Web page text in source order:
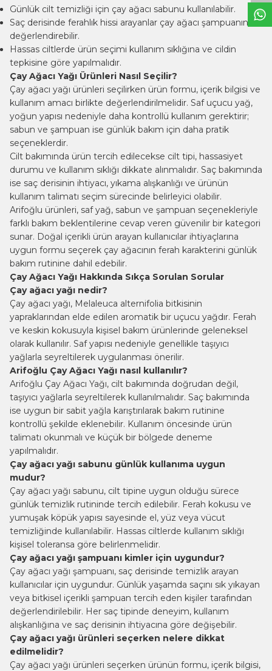
Günlük cilt temizliği için çay ağacı sabunu kullanılabilir.
Saç derisinde ferahlık hissi arayanlar çay ağacı şampuanını
değerlendirebilir.
Hassas ciltlerde ürün seçimi kullanım sıklığına ve cildin
tepkisine göre yapılmalıdır.
Çay Ağacı Yağı Ürünleri Nasıl Seçilir?
Çay ağacı yağı ürünleri seçilirken ürün formu, içerik bilgisi ve
kullanım amacı birlikte değerlendirilmelidir. Saf uçucu yağ,
yoğun yapısı nedeniyle daha kontrollü kullanım gerektirir;
sabun ve şampuan ise günlük bakım için daha pratik
seçeneklerdir.
Cilt bakımında ürün tercih edilecekse cilt tipi, hassasiyet
durumu ve kullanım sıklığı dikkate alınmalıdır. Saç bakımında
ise saç derisinin ihtiyacı, yıkama alışkanlığı ve ürünün
kullanım talimatı seçim sürecinde belirleyici olabilir.
Arifoğlu ürünleri, saf yağ, sabun ve şampuan seçenekleriyle
farklı bakım beklentilerine cevap veren güvenilir bir kategori
sunar. Doğal içerikli ürün arayan kullanıcılar ihtiyaçlarına
uygun formu seçerek çay ağacının ferah karakterini günlük
bakım rutinine dahil edebilir.
Çay Ağacı Yağı Hakkında Sıkça Sorulan Sorular
Çay ağacı yağı nedir?
Çay ağacı yağı, Melaleuca alternifolia bitkisinin
yapraklarından elde edilen aromatik bir uçucu yağdır. Ferah
ve keskin kokusuyla kişisel bakım ürünlerinde geleneksel
olarak kullanılır. Saf yapısı nedeniyle genellikle taşıyıcı
yağlarla seyreltilerek uygulanması önerilir.
Arifoğlu Çay Ağacı Yağı nasıl kullanılır?
Arifoğlu Çay Ağacı Yağı, cilt bakımında doğrudan değil,
taşıyıcı yağlarla seyreltilerek kullanılmalıdır. Saç bakımında
ise uygun bir sabit yağla karıştırılarak bakım rutinine
kontrollü şekilde eklenebilir. Kullanım öncesinde ürün
talimatı okunmalı ve küçük bir bölgede deneme
yapılmalıdır.
Çay ağacı yağı sabunu günlük kullanıma uygun
mudur?
Çay ağacı yağı sabunu, cilt tipine uygun olduğu sürece
günlük temizlik rutininde tercih edilebilir. Ferah kokusu ve
yumuşak köpük yapısı sayesinde el, yüz veya vücut
temizliğinde kullanılabilir. Hassas ciltlerde kullanım sıklığı
kişisel toleransa göre belirlenmelidir.
Çay ağacı yağı şampuanı kimler için uygundur?
Çay ağacı yağı şampuanı, saç derisinde temizlik arayan
kullanıcılar için uygundur. Günlük yaşamda saçını sık yıkayan
veya bitkisel içerikli şampuan tercih eden kişiler tarafından
değerlendirilebilir. Her saç tipinde deneyim, kullanım
alışkanlığına ve saç derisinin ihtiyacına göre değişebilir.
Çay ağacı yağı ürünleri seçerken nelere dikkat
edilmelidir?
Çay ağacı yağı ürünleri seçerken ürünün formu, içerik bilgisi,